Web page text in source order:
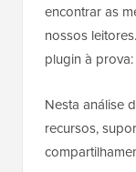
encontrar as
nossos
plugin à
Nesta análise
recursos,